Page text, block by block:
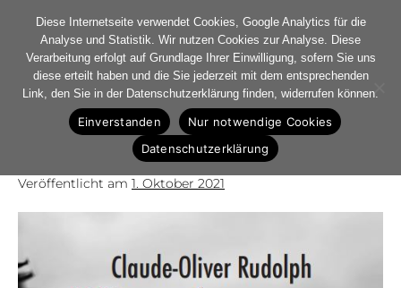
„Nakam – oder der 91.
Tag“
Veröffentlicht am 1. Oktober 2021
Diese Internetseite verwendet Cookies, Google Analytics für die
Analyse und Statistik. Wir nutzen Cookies zur Analyse. Diese
Verarbeitung erfolgt auf Grundlage Ihrer Einwilligung, sofern Sie uns
diese erteilt haben und die Sie jederzeit mit dem entsprechenden
Link, den Sie in der Datenschutzerklärung finden, widerrufen können.
Einverstanden
Nur notwendige Cookies
Datenschutzerklärung